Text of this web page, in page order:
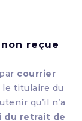
reçue
courrier
le titulaire du
qu’il n’a
du retrait de